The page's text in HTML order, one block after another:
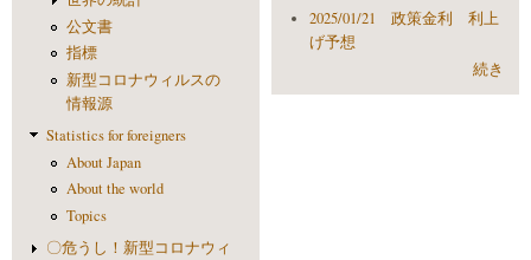
公文書
指標
新型コロナウィルスの
情報源
Statistics for foreigners
About Japan
About the world
Topics
〇危うし！新型コロナウィ
2025/01/21 政策金利 利上
げ予想
続き